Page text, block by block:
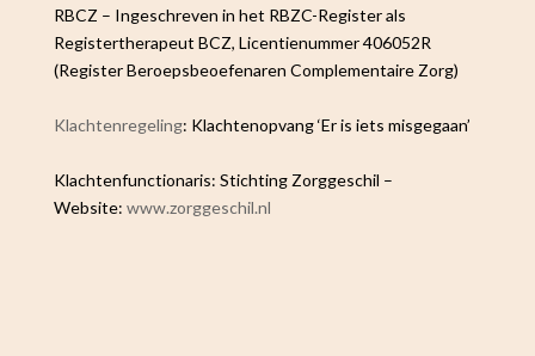
RBCZ – Ingeschreven in het RBZC-Register als
Registertherapeut BCZ, Licentienummer 406052R
(Register Beroepsbeoefenaren Complementaire Zorg)
Klachtenregeling: Klachtenopvang ‘Er is iets misgegaan’
Klachtenfunctionaris: Stichting Zorggeschil –
Website: www.zorggeschil.nl